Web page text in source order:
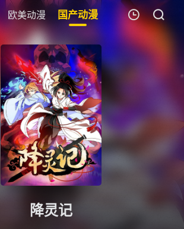
欧美动漫 国产动漫 剧场版 追剧周
我的观影记录
暂无观看影片的记录
降灵记